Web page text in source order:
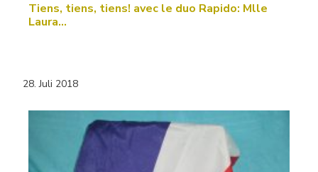
Tiens, tiens, tiens! avec le duo Rapido: Mlle
Laura…
28. Juli 2018